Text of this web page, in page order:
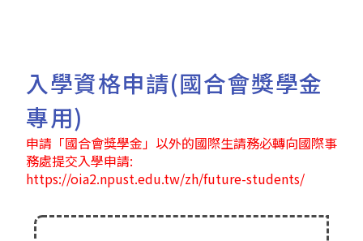
入學資格申請(國合會獎學金
專用)
申請「國合會獎學金」以外的國際生請務必轉向國際事
務處提交入學申請:
https://oia2.npust.edu.tw/zh/future-students/